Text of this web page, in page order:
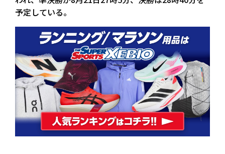
予定している。